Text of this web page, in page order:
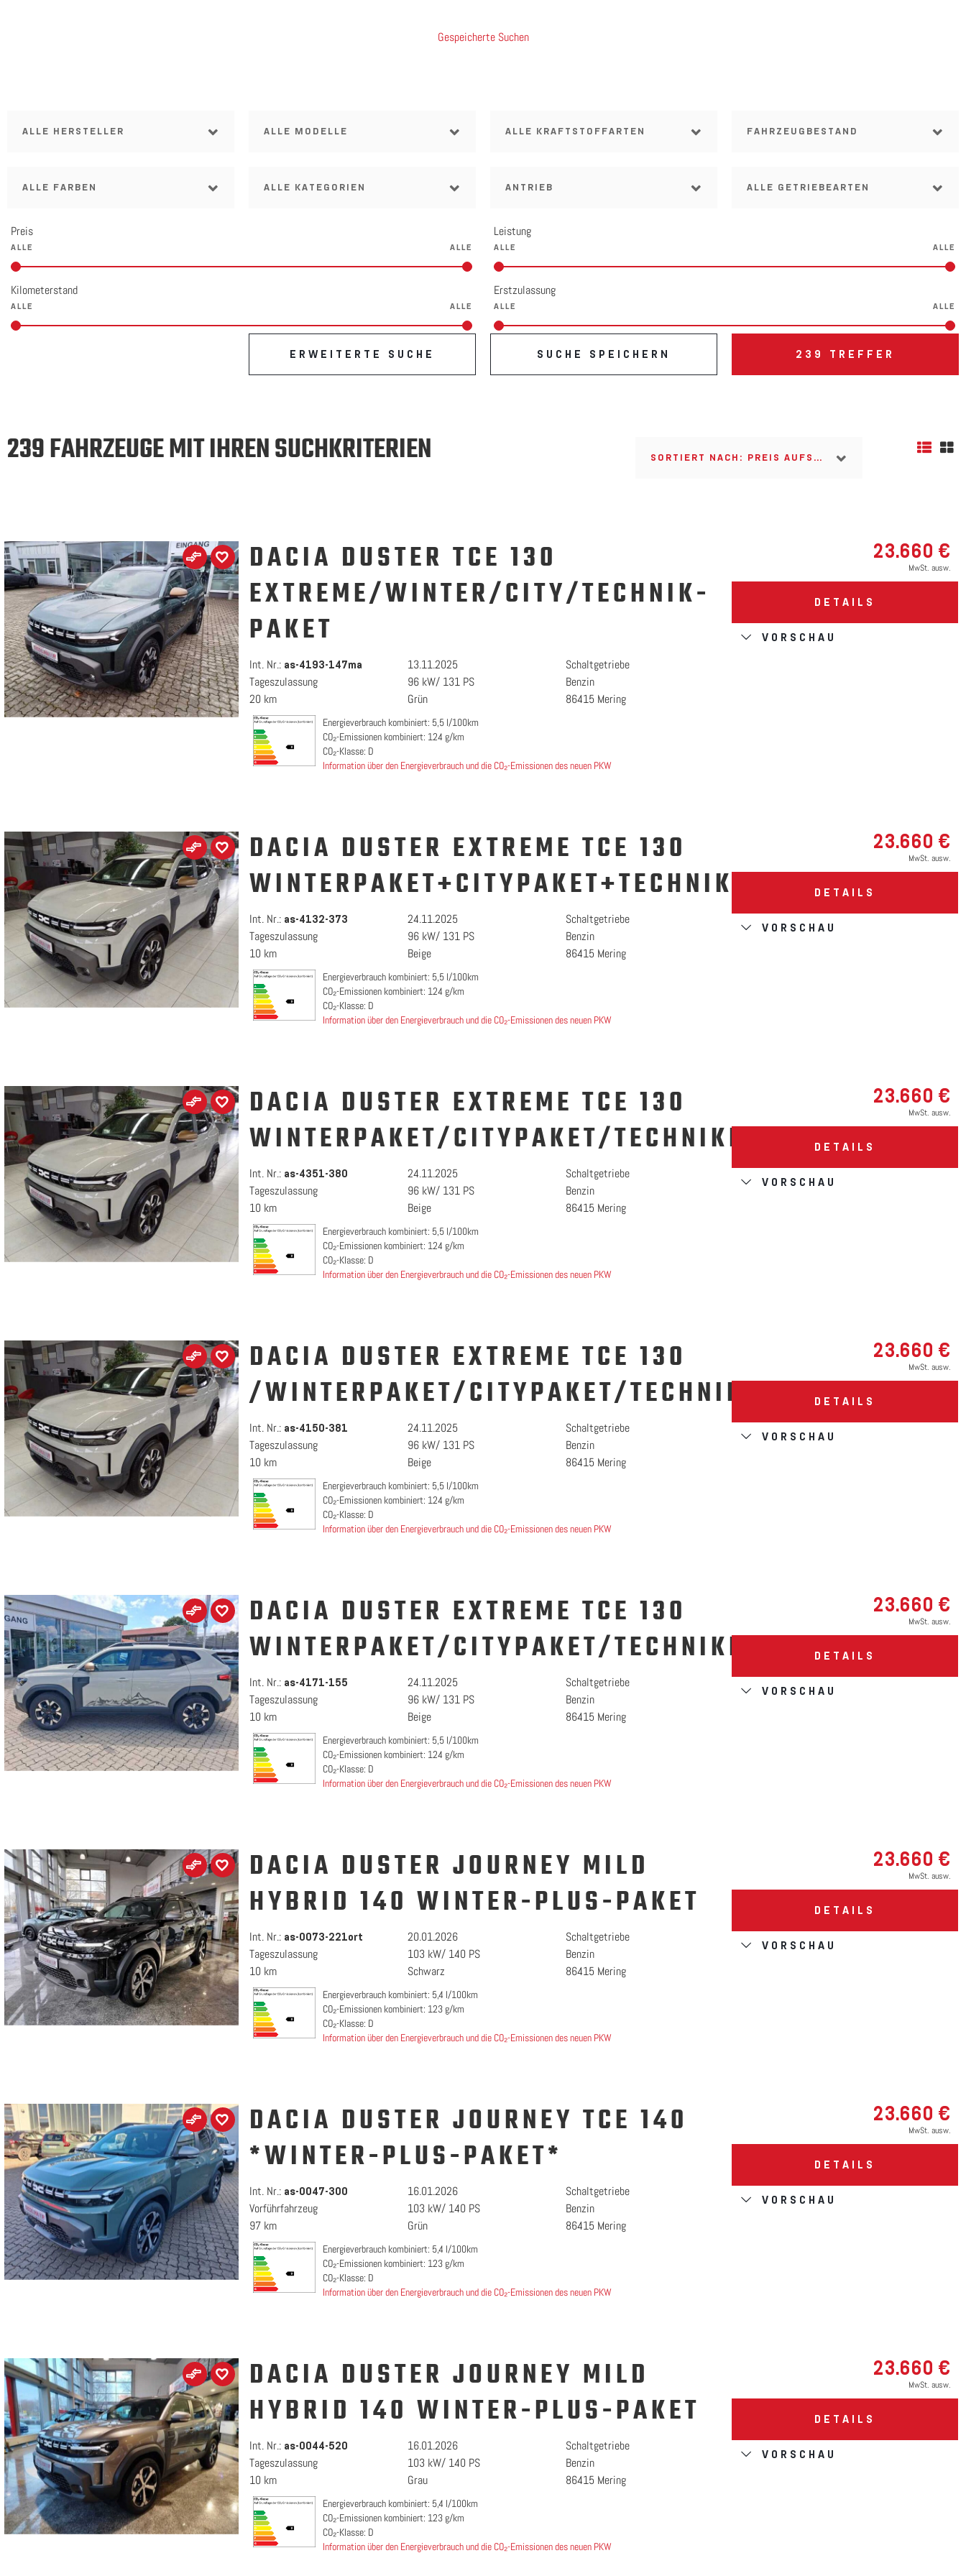
Gespeicherte Suchen
ALLE HERSTELLER ALLE MODELLE ALLE KRAFTSTOFFARTEN FAHRZEUGBESTAND
ALLE FARBEN ALLE KATEGORIEN ANTRIEB ALLE GETRIEBEARTEN
Preis Leistung
Kilometerstand Erstzulassung
ERWEITERTE SUCHE SUCHE SPEICHERN 239 TREFFER
239 FAHRZEUGE MIT IHREN SUCHKRITERIEN SORTIERT NACH: PREIS AUFSTEIGEND
DACIA DUSTER TCE 130
EXTREME/WINTER/CITY/TECHNIK-
PAKET
Int. Nr.: as-4193-147ma
Tageszulassung
20 km
13.11.2025
96 kW/ 131 PS
Grün
Schaltgetriebe
Benzin
86415 Mering
Energieverbrauch kombiniert: 5,5 l/100km
CO₂-Emissionen kombiniert: 124 g/km
CO₂-Klasse: D
Information über den Energieverbrauch und die CO₂-Emissionen des neuen PKW
23.660 €
MwSt. ausw.
DETAILS
VORSCHAU
DACIA DUSTER EXTREME TCE 130
WINTERPAKET+CITYPAKET+TECHNIKPAKET
Int. Nr.: as-4132-373
Tageszulassung
10 km
24.11.2025
96 kW/ 131 PS
Beige
Schaltgetriebe
Benzin
86415 Mering
Energieverbrauch kombiniert: 5,5 l/100km
CO₂-Emissionen kombiniert: 124 g/km
CO₂-Klasse: D
Information über den Energieverbrauch und die CO₂-Emissionen des neuen PKW
23.660 €
MwSt. ausw.
DETAILS
VORSCHAU
DACIA DUSTER EXTREME TCE 130
WINTERPAKET/CITYPAKET/TECHNIKPAKET
Int. Nr.: as-4351-380
Tageszulassung
10 km
24.11.2025
96 kW/ 131 PS
Beige
Schaltgetriebe
Benzin
86415 Mering
Energieverbrauch kombiniert: 5,5 l/100km
CO₂-Emissionen kombiniert: 124 g/km
CO₂-Klasse: D
Information über den Energieverbrauch und die CO₂-Emissionen des neuen PKW
23.660 €
MwSt. ausw.
DETAILS
VORSCHAU
DACIA DUSTER EXTREME TCE 130
/WINTERPAKET/CITYPAKET/TECHNIKPAKET
Int. Nr.: as-4150-381
Tageszulassung
10 km
24.11.2025
96 kW/ 131 PS
Beige
Schaltgetriebe
Benzin
86415 Mering
Energieverbrauch kombiniert: 5,5 l/100km
CO₂-Emissionen kombiniert: 124 g/km
CO₂-Klasse: D
Information über den Energieverbrauch und die CO₂-Emissionen des neuen PKW
23.660 €
MwSt. ausw.
DETAILS
VORSCHAU
DACIA DUSTER EXTREME TCE 130
WINTERPAKET/CITYPAKET/TECHNIKPAKET
Int. Nr.: as-4171-155
Tageszulassung
10 km
24.11.2025
96 kW/ 131 PS
Beige
Schaltgetriebe
Benzin
86415 Mering
Energieverbrauch kombiniert: 5,5 l/100km
CO₂-Emissionen kombiniert: 124 g/km
CO₂-Klasse: D
Information über den Energieverbrauch und die CO₂-Emissionen des neuen PKW
23.660 €
MwSt. ausw.
DETAILS
VORSCHAU
DACIA DUSTER JOURNEY MILD
HYBRID 140 WINTER-PLUS-PAKET
Int. Nr.: as-0073-221ort
Tageszulassung
10 km
20.01.2026
103 kW/ 140 PS
Schwarz
Schaltgetriebe
Benzin
86415 Mering
Energieverbrauch kombiniert: 5,4 l/100km
CO₂-Emissionen kombiniert: 123 g/km
CO₂-Klasse: D
Information über den Energieverbrauch und die CO₂-Emissionen des neuen PKW
23.660 €
MwSt. ausw.
DETAILS
VORSCHAU
DACIA DUSTER JOURNEY TCE 140
*WINTER-PLUS-PAKET*
Int. Nr.: as-0047-300
Vorführfahrzeug
97 km
16.01.2026
103 kW/ 140 PS
Grün
Schaltgetriebe
Benzin
86415 Mering
Energieverbrauch kombiniert: 5,4 l/100km
CO₂-Emissionen kombiniert: 123 g/km
CO₂-Klasse: D
Information über den Energieverbrauch und die CO₂-Emissionen des neuen PKW
23.660 €
MwSt. ausw.
DETAILS
VORSCHAU
DACIA DUSTER JOURNEY MILD
HYBRID 140 WINTER-PLUS-PAKET
Int. Nr.: as-0044-520
Tageszulassung
10 km
16.01.2026
103 kW/ 140 PS
Grau
Schaltgetriebe
Benzin
86415 Mering
Energieverbrauch kombiniert: 5,4 l/100km
CO₂-Emissionen kombiniert: 123 g/km
CO₂-Klasse: D
Information über den Energieverbrauch und die CO₂-Emissionen des neuen PKW
23.660 €
MwSt. ausw.
DETAILS
VORSCHAU